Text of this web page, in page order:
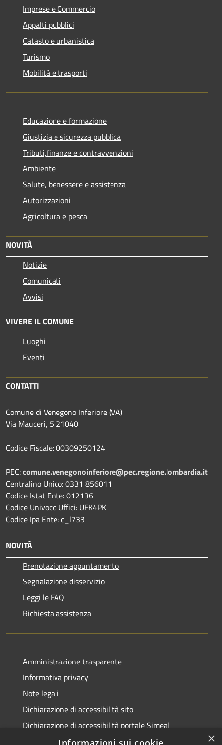
Imprese e Commercio
Appalti pubblici
Catasto e urbanistica
Turismo
Mobilità e trasporti
Educazione e formazione
Giustizia e sicurezza pubblica
Tributi,finanze e contravvenzioni
Ambiente
Salute, benessere e assistenza
Autorizzazioni
Agricoltura e pesca
NOVITÀ
Notizie
Comunicati
Avvisi
VIVERE IL COMUNE
Luoghi
Eventi
CONTATTI
Comune di Venegono Inferiore (VA)
Via Mauceri, 5 21040
Codice Fiscale: 00309250124
PEC:comune.venegonoinferiore@pec.regione.lombardia.it
Centralino Unico: 0331 856011
Codice Istat Ente: 012136
Codice Univoco Uffici: UFK4PK
Codice Ipa Ente: c_l733
NOVITÀ
Prenotazione appuntamento
Segnalazione disservizio
Leggi le FAQ
Richiesta assistenza
Amministrazione trasparente
Informativa privacy
Note legali
Dichiarazione di accessibilità sito
Dichiarazione di accessibilità portale Simeal
×
Informazioni sui cookie